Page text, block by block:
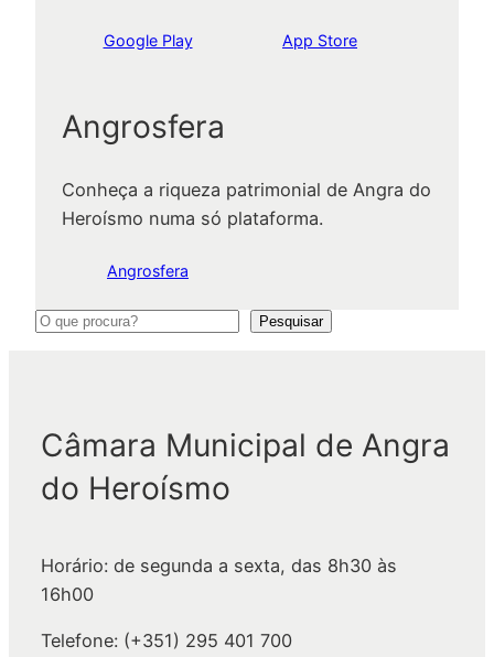
Google Play App Store
Angrosfera
Conheça a riqueza patrimonial de Angra do
Heroísmo numa só plataforma.
Angrosfera
P
u
s
Pesquisar
Câmara Municipal de Angra
do Heroísmo
Horário: de segunda a sexta, das 8h30 às
16h00
Telefone: (+351) 295 401 700